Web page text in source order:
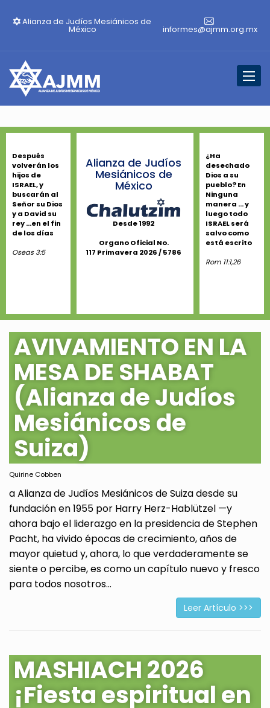
Alianza de Judíos Mesiánicos de
México informes@ajmm.org.mx
Después
volverán los
hijos de
ISRAEL, y
buscarán al
Señor su Dios
y a David su
rey ...en el fin
de los días
Oseas 3:5
Alianza de Judíos
Mesiánicos de
México
Desde 1992
Organo Oficial No.
117 Primavera 2026 / 5786
¿Ha
desechado
Dios a su
pueblo? En
Ninguna
manera ... y
luego todo
ISRAEL será
salvo como
está escrito
Rom 11:1,26
AVIVAMIENTO EN LA
MESA DE SHABAT
(Alianza de Judíos
Mesiánicos de
Suiza)
Quirine Cobben
a Alianza de Judíos Mesiánicos de Suiza desde su
fundación en 1955 por Harry Herz-Hablützel —y
ahora bajo el liderazgo en la presidencia de Stephen
Pacht, ha vivido épocas de crecimiento, años de
mayor quietud y, ahora, lo que verdaderamente se
siente o percibe, es como un capítulo nuevo y fresco
para todos nosotros...
Leer Artículo >>>
MASHIACH 2026
¡Fiesta espiritual en